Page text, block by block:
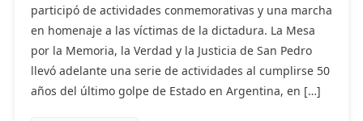
participó de actividades conmemorativas y una marcha
en homenaje a las víctimas de la dictadura. La Mesa
por la Memoria, la Verdad y la Justicia de San Pedro
llevó adelante una serie de actividades al cumplirse 50
años del último golpe de Estado en Argentina, en […]